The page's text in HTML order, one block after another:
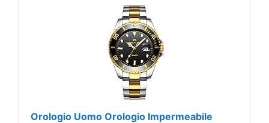
Orologio Uomo Orologio Impermeabile